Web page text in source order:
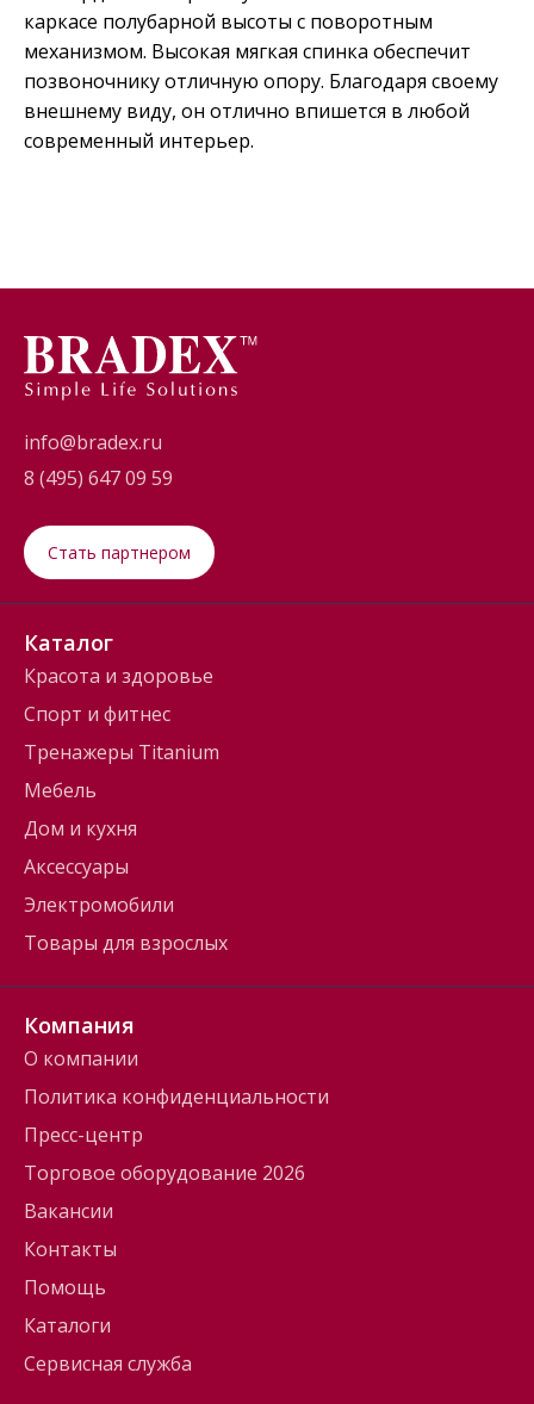
каркасе полубарной высоты с поворотным
механизмом. Высокая мягкая спинка обеспечит
позвоночнику отличную опору. Благодаря своему
внешнему виду, он отлично впишется в любой
современный интерьер.
info@bradex.ru
8 (495) 647 09 59
Стать партнером
Каталог
Красота и здоровье
Спорт и фитнес
Тренажеры Titanium
Мебель
Дом и кухня
Аксессуары
Электромобили
Товары для взрослых
Компания
О компании
Политика конфиденциальности
Пресс-центр
Торговое оборудование 2026
Вакансии
Контакты
Помощь
Каталоги
Сервисная служба